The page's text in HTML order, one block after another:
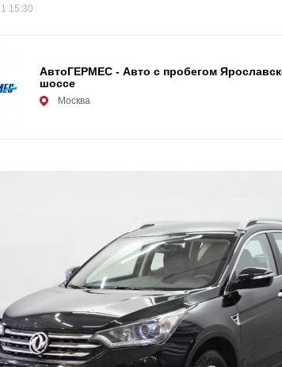
15:30
АвтоГЕРМЕС - Авто с пробегом
шоссе
Москва